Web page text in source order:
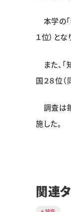
本学の
１位）とな
また、「
国２８位（
調査は
施した。
関連